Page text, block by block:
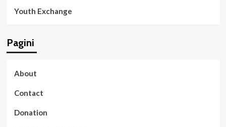
Youth Exchange
Pagini
About
Contact
Donation